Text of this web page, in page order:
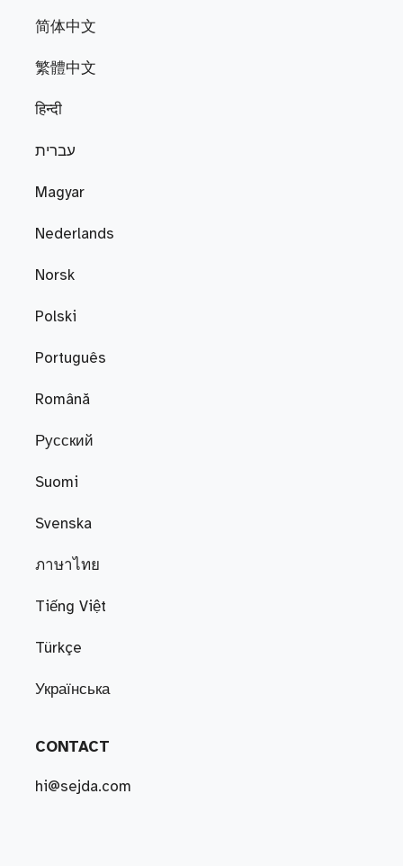
简体中文
繁體中文
हिन्दी
עברית
Magyar
Nederlands
Norsk
Polski
Português
Română
Русский
Suomi
Svenska
ภาษาไทย
Tiếng Việt
Türkçe
Українська
CONTACT
hi@sejda.com